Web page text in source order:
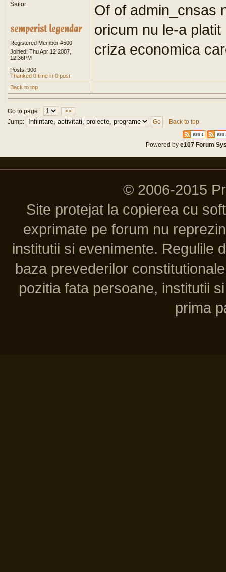
Sailor
Registered Member #500
Joined: Thu Apr 12 2007,
12:36PM
Posts: 900
Thanked 0 time in 0 post
Of of admin_cnsas
oricum nu le-a
criza economica
Back to top
Go to page
>>
Jump:
Back to top
Powered bye107 Forum
© 2006-2015
Site protejat la copierea cu
exprimate pe forum nu
institutii si evenimente. Regulile
baza prevederilor
pozitia fata persoane, institutii
prima